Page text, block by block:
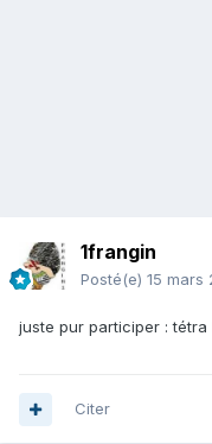
1frangin
Posté(e) 15 mars
juste pur participer : tétra
Citer